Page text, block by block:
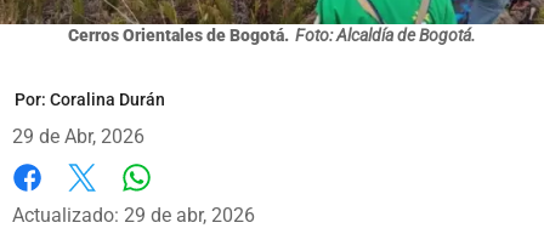
Cerros Orientales de Bogotá. Foto: Alcaldía de Bogotá.
Por: Coralina Durán
29 de Abr, 2026
Facebook
X
Actualizado: 29 de abr, 2026